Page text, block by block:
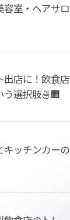
室・ヘアサロ
出店に！飲食店
う選択肢🍜🏢
キッチンカーの